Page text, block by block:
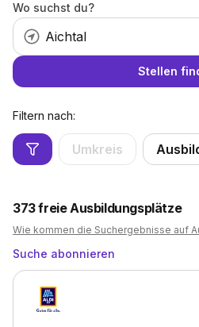
Wo suchst du?
Stellen
Filtern nach:
Umkreis
373freie Ausbildungsplätze
Wie kommen die Suchergebnisse auf
Suche abonnieren